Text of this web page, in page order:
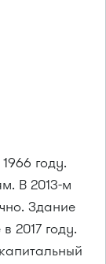
году.
В 2013-м
Здание
2017 году.